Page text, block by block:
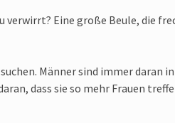
Eine große Beule, die
Männer sind immer daran
dass sie so mehr Frauen